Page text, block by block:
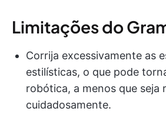
Limitações do
Corrija excessivamente as
estilísticas, o que pode
robótica, a menos que seja
cuidadosamente.